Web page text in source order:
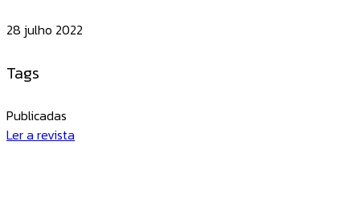
28 julho 2022
Tags
Publicadas
Ler a revista